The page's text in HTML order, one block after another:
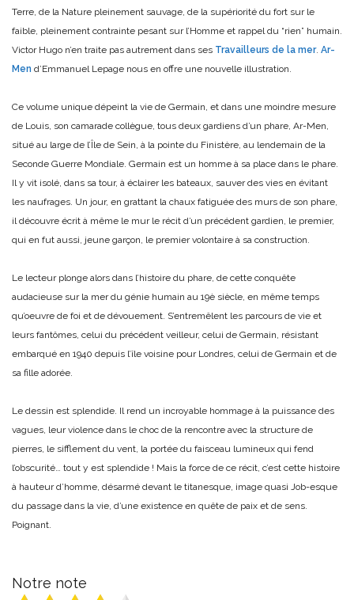
Terre, de la Nature pleinement sauvage, de la supériorité du fort sur le
faible, pleinement contrainte pesant sur l’Homme et rappel du “rien” humain.
Victor Hugo n’en traite pas autrement dans ses Travailleurs de la mer. Ar-
Men d’Emmanuel Lepage nous en offre une nouvelle illustration.
Ce volume unique dépeint la vie de Germain, et dans une moindre mesure
de Louis, son camarade collègue, tous deux gardiens d’un phare, Ar-Men,
situé au large de l’Île de Sein, à la pointe du Finistère, au lendemain de la
Seconde Guerre Mondiale. Germain est un homme à sa place dans le phare.
Il y vit isolé, dans sa tour, à éclairer les bateaux, sauver des vies en évitant
les naufrages. Un jour, en grattant la chaux fatiguée des murs de son phare,
il découvre écrit à même le mur le récit d’un précédent gardien, le premier,
qui en fut aussi, jeune garçon, le premier volontaire à sa construction.
Le lecteur plonge alors dans l’histoire du phare, de cette conquête
audacieuse sur la mer du génie humain au 19è siècle, en même temps
qu’oeuvre de foi et de dévouement. S’entremêlent les parcours de vie et
leurs fantômes, celui du précédent veilleur, celui de Germain, résistant
embarqué en 1940 depuis l’île voisine pour Londres, celui de Germain et de
sa fille adorée.
Le dessin est splendide. Il rend un incroyable hommage à la puissance des
vagues, leur violence dans le choc de la rencontre avec la structure de
pierres, le sifflement du vent, la portée du faisceau lumineux qui fend
l’obscurité… tout y est splendide ! Mais la force de ce récit, c’est cette histoire
à hauteur d’homme, désarmé devant le titanesque, image quasi Job-esque
du passage dans la vie, d’une existence en quête de paix et de sens.
Poignant.
Notre note